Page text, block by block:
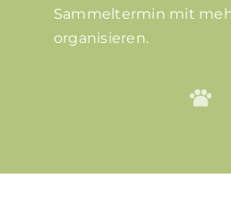
Sammeltermin mit
organisieren.